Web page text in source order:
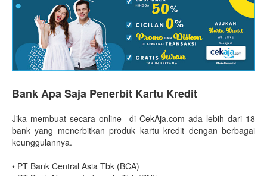
Bank Apa Saja Penerbit Kartu Kredit
Jika membuat secara online di CekAja.com ada lebih dari 18
bank yang menerbitkan produk kartu kredit dengan berbagai
keunggulannya.
• PT Bank Central Asia Tbk (BCA)